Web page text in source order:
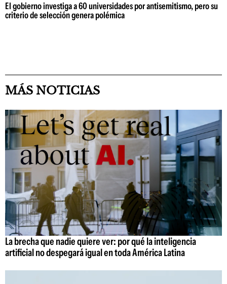
El gobierno investiga a 60 universidades por antisemitismo, pero su
criterio de selección genera polémica
MÁS NOTICIAS
La brecha que nadie quiere ver: por qué la inteligencia
artificial no despegará igual en toda América Latina